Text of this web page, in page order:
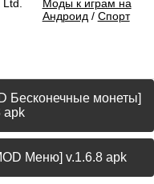
Моды к играм на
Андроид / Спорт
Бесконечные монеты]
apk
Меню] v.1.6.8 apk